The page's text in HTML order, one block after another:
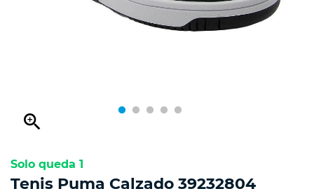
zoom_in
Solo queda 1
Tenis Puma Calzado 39232804